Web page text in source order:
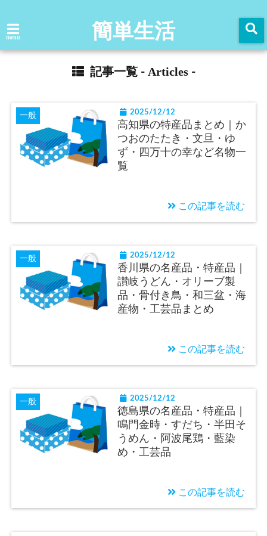
menu 簡単生活
記事一覧 - Articles-
一般 2025/12/12
高知県の特産品まとめ｜か
つおのたたき・文旦・ゆ
ず・四万十の幸など名物一
覧
この記事を読む
一般 2025/12/12
香川県の名産品・特産品｜
讃岐うどん・オリーブ製
品・骨付き鳥・和三盆・海
産物・工芸品まとめ
この記事を読む
一般 2025/12/12
徳島県の名産品・特産品｜
鳴門金時・すだち・半田そ
うめん・阿波尾鶏・藍染
め・工芸品
この記事を読む